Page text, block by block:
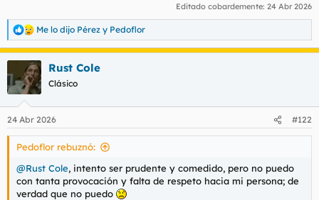
Editado cobardemente: 24 Abr 2026
R
e
a
c
i
e
s
Me lo dijo Pérez y Pedoflor
Rust Cole
Clásico
24 Abr 2026 #122
Pedoflor rebuznó:
@Rust Cole, intento ser prudente y comedido, pero no puedo
con tanta provocación y falta de respeto hacia mi persona; de
verdad que no puedo